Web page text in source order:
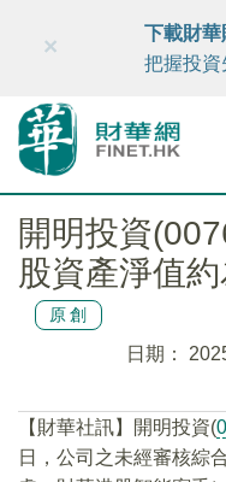
財華智庫網
×
下載財
把握投資
開明投資
股資產淨值
原創
日期：
【財華社訊】開明投資(
日，公司之未經審核綜